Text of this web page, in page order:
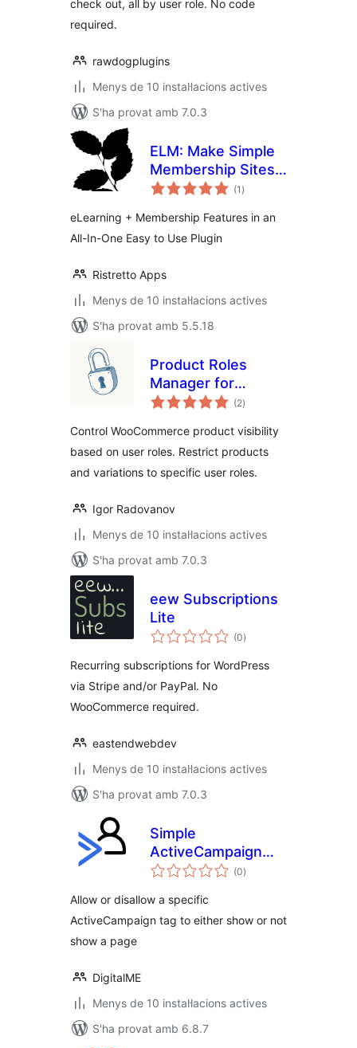
check out, all by user role. No code
required.
rawdogplugins
Menys de 10 instal·lacions actives
S'ha provat amb 7.0.3
ELM: Make Simple
Membership Sites
Minus the
(1 puntuacions
totals
)
eLearning + Membership Features in an
All-In-One Easy to Use Plugin
Ristretto Apps
Menys de 10 instal·lacions actives
S'ha provat amb 5.5.18
Product Roles
Manager for
WooCommerce
(2puntuacions
totals
)
Control WooCommerce product visibility
based on user roles. Restrict products
and variations to specific user roles.
Igor Radovanov
Menys de 10 instal·lacions actives
S'ha provat amb 7.0.3
eew Subscriptions
Lite
(0puntuacions
totals
)
Recurring subscriptions for WordPress
via Stripe and/or PayPal. No
WooCommerce required.
eastendwebdev
Menys de 10 instal·lacions actives
S'ha provat amb 7.0.3
Simple
ActiveCampaign
Membership(0puntuacions
totals
)
Allow or disallow a specific
ActiveCampaign tag to either show or not
show a page
DigitalME
Menys de 10 instal·lacions actives
S'ha provat amb 6.8.7